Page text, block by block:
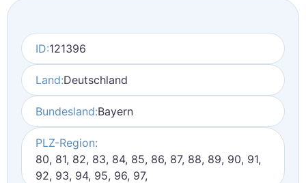
ID:121396
Land:Deutschland
Bundesland:Bayern
PLZ-Region:
80, 81, 82, 83, 84, 85, 86, 87, 88, 89, 90, 91,
92, 93, 94, 95, 96, 97,